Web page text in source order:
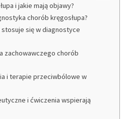
i jakie mają objawy?
chorób kręgosłupa?
się w diagnostyce
zachowawczego chorób
i terapie przeciwbólowe w
i ćwiczenia wspierają